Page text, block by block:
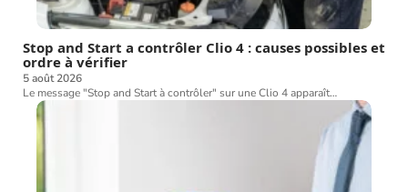
Stop and Start a contrôler Clio 4 : causes possibles et
ordre à vérifier
5 août 2026
Le message "Stop and Start à contrôler" sur une Clio 4 apparaît…